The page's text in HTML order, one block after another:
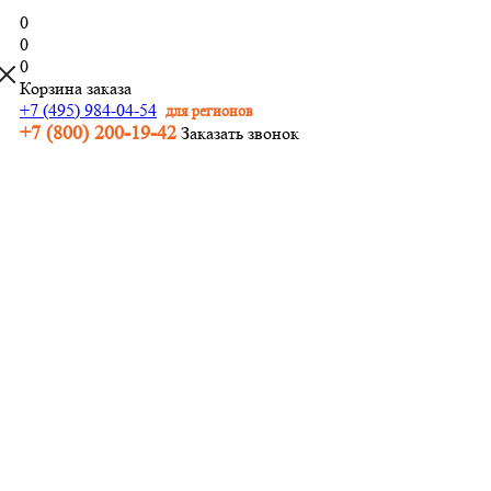
0
0
0
Корзина заказа
+7 (495) 984-04-54 для регионов
+7 (800) 200-19-42 Заказать звонок